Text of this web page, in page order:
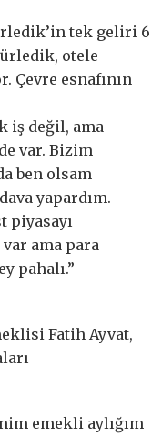
tek geliri 6
otele
esnafının
iş değil, ama
var. Bizim
ben olsam
yapardım.
piyasayı
ama para
pahalı.”
Fatih Ayvat,
emekli aylığım